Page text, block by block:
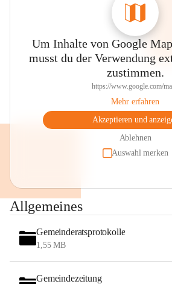
Um Inhalte von Google
musst du der Verwendung
zustimmen.
https://www.google.com/
Mehr erfahren
Akzeptieren und
Ablehnen
Auswahl merken
Allgemeines
Gemeinderatsprotokolle
1,55 MB
Gemeindezeitung